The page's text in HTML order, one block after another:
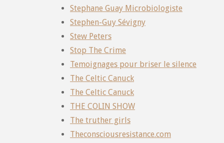
Stephane Guay Microbiologiste
Stephen-Guy Sévigny
Stew Peters
Stop The Crime
Temoignages pour briser le silence
The Celtic Canuck
The Celtic Canuck
THE COLIN SHOW
The truther girls
Theconsciousresistance.com